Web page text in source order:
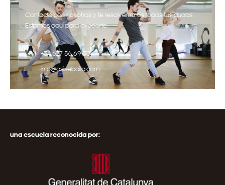
Contacta con nosotros y te resolveremos todas tus dudas.
Estamos aquí para ayudarte.
+34 627 56 69 30
info@asisebaila.com
una escuela reconocida por: